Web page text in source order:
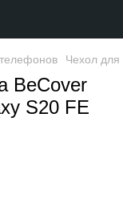
Чехол
BeCover
S20 FE